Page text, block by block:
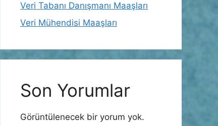
Veri Tabanı Danışmanı Maaşları
Veri Mühendisi Maaşları
Son Yorumlar
Görüntülenecek bir yorum yok.